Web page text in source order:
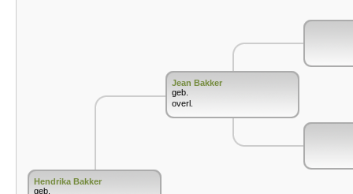
Hendrika Bakker
geb.
Jean Bakker
geb.
overl.